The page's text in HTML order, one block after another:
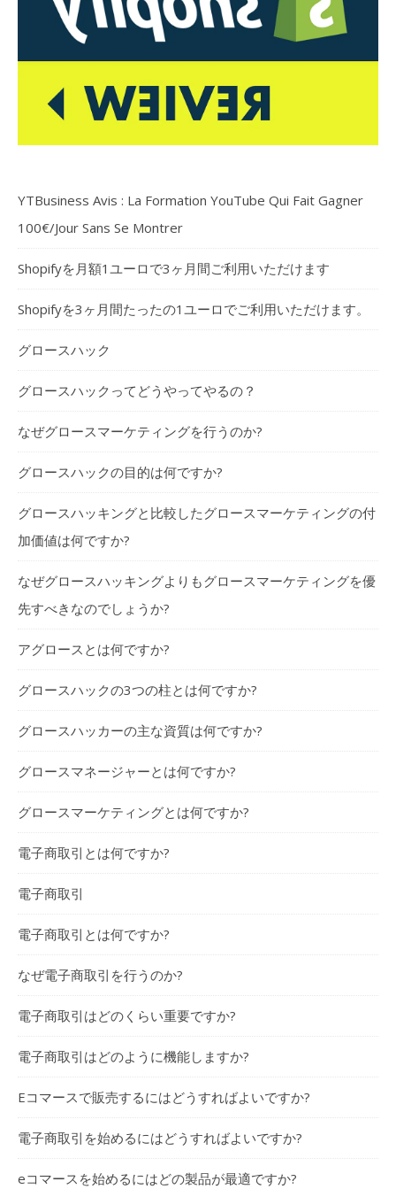
YTBusiness Avis : La Formation YouTube Qui Fait Gagner
100€/Jour Sans Se Montrer
Shopifyを月額1ユーロで3ヶ月間ご利用いただけます
Shopifyを3ヶ月間たったの1ユーロでご利用いただけます。
グロースハック
グロースハックってどうやってやるの？
なぜグロースマーケティングを行うのか?
グロースハックの目的は何ですか?
グロースハッキングと比較したグロースマーケティングの付
加価値は何ですか?
なぜグロースハッキングよりもグロースマーケティングを優
先すべきなのでしょうか?
アグロースとは何ですか?
グロースハックの3つの柱とは何ですか?
グロースハッカーの主な資質は何ですか?
グロースマネージャーとは何ですか?
グロースマーケティングとは何ですか?
電子商取引とは何ですか?
電子商取引
電子商取引とは何ですか?
なぜ電子商取引を行うのか?
電子商取引はどのくらい重要ですか?
電子商取引はどのように機能しますか?
Eコマースで販売するにはどうすればよいですか?
電子商取引を始めるにはどうすればよいですか?
eコマースを始めるにはどの製品が最適ですか?